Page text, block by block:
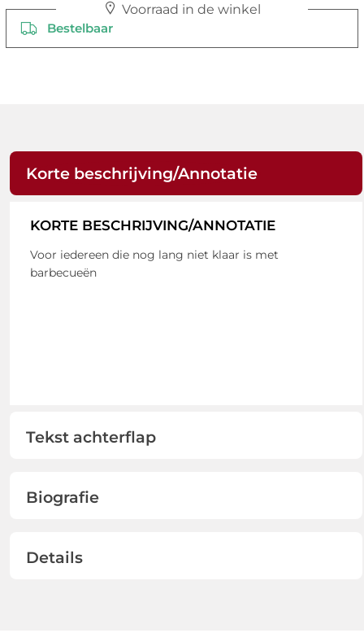
Voorraad in de winkel
Bestelbaar
Korte beschrijving/Annotatie
KORTE BESCHRIJVING/ANNOTATIE
Voor iedereen die nog lang niet klaar is met
barbecueën
Tekst achterflap
Biografie
Details